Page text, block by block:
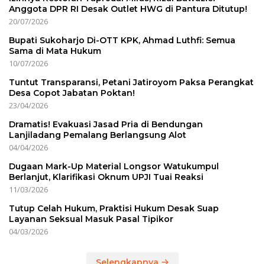
Anggota DPR RI Desak Outlet HWG di Pantura Ditutup!
20/07/2026
Bupati Sukoharjo Di-OTT KPK, Ahmad Luthfi: Semua
Sama di Mata Hukum
10/07/2026
Tuntut Transparansi, Petani Jatiroyom Paksa Perangkat
Desa Copot Jabatan Poktan!
23/04/2026
Dramatis! Evakuasi Jasad Pria di Bendungan
Lanjiladang Pemalang Berlangsung Alot
04/04/2026
Dugaan Mark-Up Material Longsor Watukumpul
Berlanjut, Klarifikasi Oknum UPJI Tuai Reaksi
11/03/2026
Tutup Celah Hukum, Praktisi Hukum Desak Suap
Layanan Seksual Masuk Pasal Tipikor
04/03/2026